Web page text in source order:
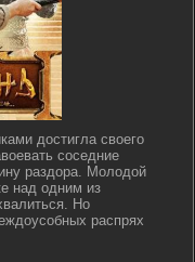
достигла своего
соседние
раздора. Молодой
над одним из
Но
распрях